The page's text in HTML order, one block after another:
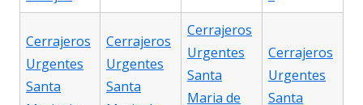
Cerrajeros
Urgentes
Santa
Cerrajeros
Urgentes
Santa
Cerrajeros
Urgentes
Santa
Maria de
Cerrajeros
Urgentes
Santa